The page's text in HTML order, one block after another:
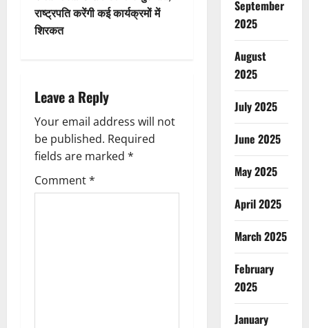
n
v
i
g
a
t
राष्ट्रपति करेंगी कई कार्यक्रमों में
शिरकत
Leave a Reply
Your email address will not
be published. Required
fields are marked *
Comment*
September
2025
August
2025
July 2025
June 2025
May 2025
April 2025
March 2025
February
2025
January